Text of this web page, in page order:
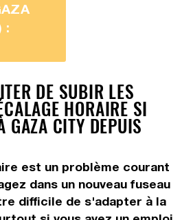
:
DE SUBIR LES
HORAIRE SI
GAZA CITY DEPUIS
est un problème courant
dans un nouveau fuseau
difficile de s'adapter à la